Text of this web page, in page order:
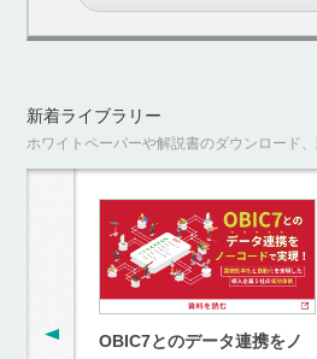
新着ライブラリー
ホワイトペーパーや解説書のダウンロード
OBIC7とのデータ連携をノ